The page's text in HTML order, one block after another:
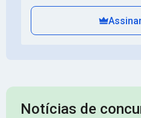
Notícias de